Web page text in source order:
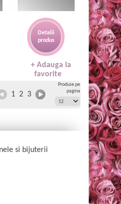
Detalii
produs
+ Adauga la
favorite
1 2 3
Produse pe
pagina